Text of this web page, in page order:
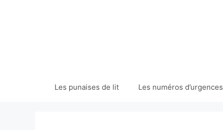
Les punaises de lit Les numéros